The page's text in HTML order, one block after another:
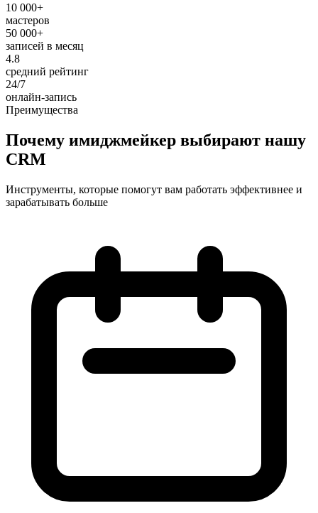
10 000+
мастеров
50 000+
записей в месяц
4.8
средний рейтинг
24/7
онлайн-запись
Преимущества
Почему имиджмейкер выбирают нашу
CRM
Инструменты, которые помогут вам работать эффективнее и
зарабатывать больше